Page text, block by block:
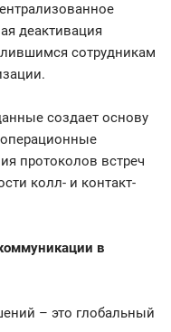
деактивация
сотрудникам
создает основу
протоколов встреч
колл- и контакт-
в
– это глобальный